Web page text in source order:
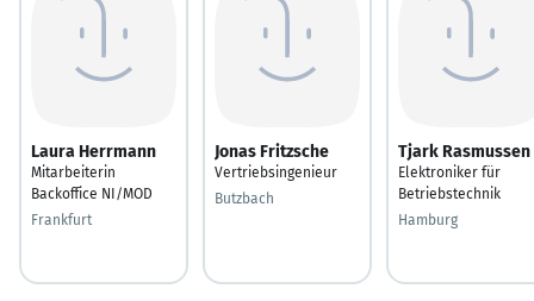
Laura Herrmann
Mitarbeiterin
Backoffice NI/MOD
Frankfurt
Jonas Fritzsche
Vertriebsingenieur
Butzbach
Tjark Rasmussen
Elektroniker für
Betriebstechnik
Hamburg